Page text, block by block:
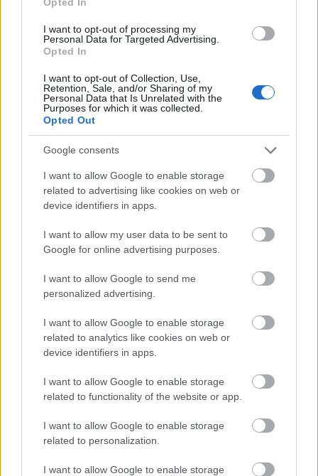
I want to opt-out of processing my
Personal Data for Targeted Advertising.
Opted In
I want to opt-out of Collection, Use,
Retention, Sale, and/or Sharing of my
Personal Data that Is Unrelated with the
Purposes for which it was collected.
Opted Out
Google consents
I want to allow Google to enable storage
related to advertising like cookies on web or
device identifiers in apps.
I want to allow my user data to be sent to
Google for online advertising purposes.
I want to allow Google to send me
personalized advertising.
I want to allow Google to enable storage
related to analytics like cookies on web or
device identifiers in apps.
I want to allow Google to enable storage
related to functionality of the website or app.
I want to allow Google to enable storage
related to personalization.
I want to allow Google to enable storage
Indulhat a Honvéd tér megújításának tervezése, ahol a
klímatudatos gondolkodás és a helyi identitás erősítése kerül a
Történelmi táj, amelynek minden köve
mesél – megújul a tatai Angolkert
M1 bővítés: már zajlik a teljesen új
Bicske Kelet csomópont építése
Új gyalogosátkelők és jelzőlámpás
csomópont épül Angyalföldön
Másfélszeresére bővítik
Hódmezővásárhely jó hírű református